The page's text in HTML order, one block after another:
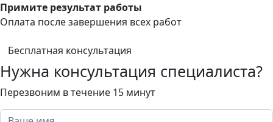
Примите результат работы
Оплата после завершения всех работ
Бесплатная консультация
Нужна консультация специалиста?
Перезвоним в течение 15 минут